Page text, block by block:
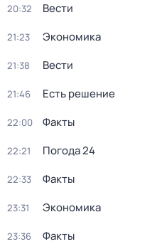
20:32 Вести
21:23 Экономика
21:38 Вести
21:46 Есть решение
22:00 Факты
22:21 Погода 24
22:33 Факты
23:31 Экономика
23:36 Факты